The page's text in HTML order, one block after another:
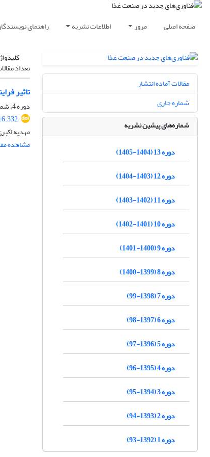
صفحه اصلی مرور اطلاعات نشریه راهنمای
تعداد
تاثیر
دوره 4، شماره 1، پاییز 1395، صفحه
مهدیه
مشاهده
مقالات آماده انتشار
شماره جاری
شماره‌های پیشین نشریه
دوره 13 (1404-1405)
دوره 12 (1403-1404)
دوره 11 (1402-1403)
دوره 10 (1401-1402)
دوره 9 (1400-1401)
دوره 8 (1399-1400)
دوره 7 (1398-99)
دوره 6 (1397-98)
دوره 5 (1396-97)
دوره 4 (1395-96)
دوره 3 (1394-95)
دوره 2 (1393-94)
دوره 1 (1392-93)